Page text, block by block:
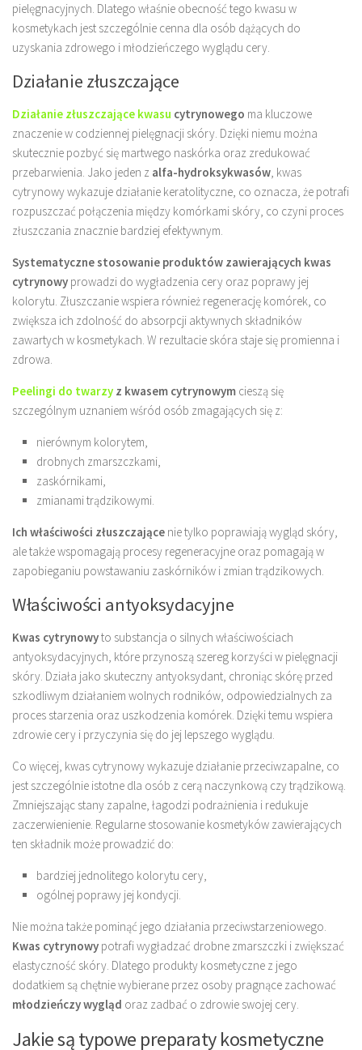
pielęgnacyjnych. Dlatego właśnie obecność tego kwasu w
kosmetykach jest szczególnie cenna dla osób dążących do
uzyskania zdrowego i młodzieńczego wyglądu cery.
Działanie złuszczające
Działanie złuszczające kwasu cytrynowego ma kluczowe
znaczenie w codziennej pielęgnacji skóry. Dzięki niemu można
skutecznie pozbyć się martwego naskórka oraz zredukować
przebarwienia. Jako jeden z alfa-hydroksykwasów, kwas
cytrynowy wykazuje działanie keratolityczne, co oznacza, że potrafi
rozpuszczać połączenia między komórkami skóry, co czyni proces
złuszczania znacznie bardziej efektywnym.
Systematyczne stosowanie produktów zawierających kwas
cytrynowy prowadzi do wygładzenia cery oraz poprawy jej
kolorytu. Złuszczanie wspiera również regenerację komórek, co
zwiększa ich zdolność do absorpcji aktywnych składników
zawartych w kosmetykach. W rezultacie skóra staje się promienna i
zdrowa.
Peelingi do twarzy z kwasem cytrynowym cieszą się
szczególnym uznaniem wśród osób zmagających się z:
nierównym kolorytem,
drobnych zmarszczkami,
zaskórnikami,
zmianami trądzikowymi.
Ich właściwości złuszczające nie tylko poprawiają wygląd skóry,
ale także wspomagają procesy regeneracyjne oraz pomagają w
zapobieganiu powstawaniu zaskórników i zmian trądzikowych.
Właściwości antyoksydacyjne
Kwas cytrynowyto substancja o silnych właściwościach
antyoksydacyjnych, które przynoszą szereg korzyści w pielęgnacji
skóry. Działa jako skuteczny antyoksydant, chroniąc skórę przed
szkodliwym działaniem wolnych rodników, odpowiedzialnych za
proces starzenia oraz uszkodzenia komórek. Dzięki temu wspiera
zdrowie cery i przyczynia się do jej lepszego wyglądu.
Co więcej, kwas cytrynowy wykazuje działanie przeciwzapalne, co
jest szczególnie istotne dla osób z cerą naczynkową czy trądzikową.
Zmniejszając stany zapalne, łagodzi podrażnienia i redukuje
zaczerwienienie. Regularne stosowanie kosmetyków zawierających
ten składnik może prowadzić do:
bardziej jednolitego kolorytu cery,
ogólnej poprawy jej kondycji.
Nie można także pominąć jego działania przeciwstarzeniowego.
Kwas cytrynowy potrafi wygładzać drobne zmarszczki i zwiększać
elastyczność skóry. Dlatego produkty kosmetyczne z jego
dodatkiem są chętnie wybierane przez osoby pragnące zachować
młodzieńczy wygląd oraz zadbać o zdrowie swojej cery.
Jakie są typowe preparaty kosmetyczne